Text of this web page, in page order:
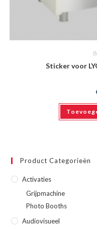
Sticker voor
Product Categorieën
Activaties
Grijpmachine
Photo Booths
Audiovisueel